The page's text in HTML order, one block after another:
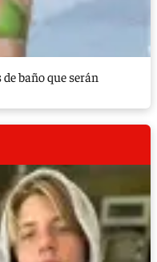
baño que serán